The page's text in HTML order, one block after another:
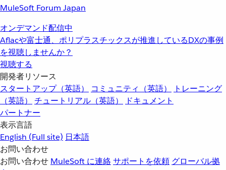
MuleSoft Forum Japan
オンデマンド配信中
Aflacや富士通、ポリプラスチックスが推進しているDXの事例
を視聴しませんか？
視聴する
開発者リソース
スタートアップ（英語）
コミュニティ（英語）
トレーニング
（英語）
チュートリアル（英語）
ドキュメント
パートナー
表示言語
English (Full site) 日本語
お問い合わせ
お問い合わせ MuleSoft に連絡サポートを依頼 グローバル拠